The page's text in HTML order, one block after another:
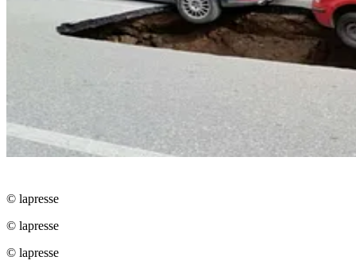
© lapresse
© lapresse
© lapresse